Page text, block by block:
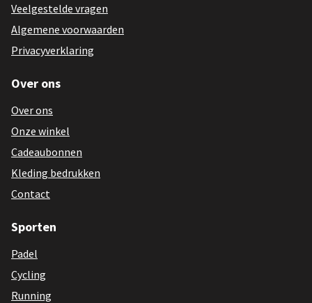
Veelgestelde vragen
Algemene voorwaarden
Privacyverklaring
Over ons
Over ons
Onze winkel
Cadeaubonnen
Kleding bedrukken
Contact
Sporten
Padel
Cycling
Running